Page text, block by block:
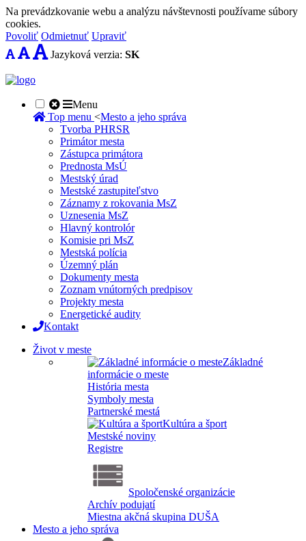
Na prevádzkovanie webu a analýzu návštevnosti používame súbory
cookies.
Povoliť Odmietnuť Upraviť
Jazyková verzia: SK
Menu
Top menu <Mesto a jeho správa
Tvorba PHRSR
Primátor mesta
Zástupca primátora
Prednosta MsÚ
Mestský úrad
Mestské zastupiteľstvo
Záznamy z rokovania MsZ
Uznesenia MsZ
Hlavný kontrolór
Komisie pri MsZ
Mestská polícia
Územný plán
Dokumenty mesta
Zoznam vnútorných predpisov
Projekty mesta
Energetické audity
Kontakt
Život v meste
Základné
informácie o meste
História mesta
Symboly mesta
Partnerské mestá
Kultúra a šport
Mestské noviny
Registre
Spoločenské organizácie
Archív podujatí
Miestna akčná skupina DUŠA
Mesto a jeho správa